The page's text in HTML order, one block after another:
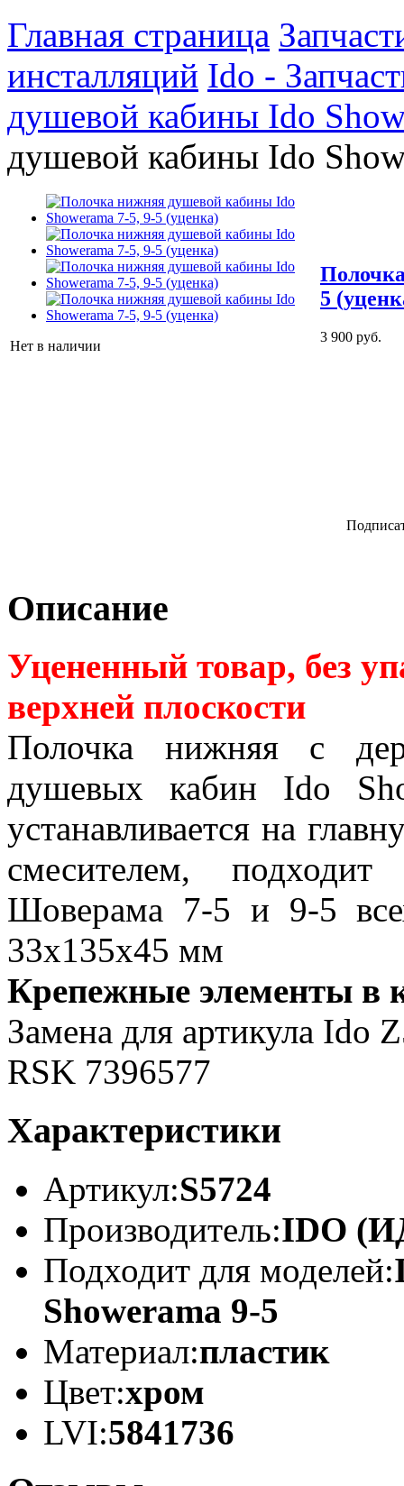
Главная страница
инсталляций Ido -
душевой кабины Ido
душевой кабины Ido
Нет в наличии
5
3 900 руб.
Описание
Уцененный товар, без
верхней плоскости
Полочка нижняя с
душевых кабин Ido
устанавливается на
смесителем,
Шоверама 7-5 и 9-5
33x135x45 мм
Крепежные элементы в
Замена для артикула Ido
RSK 7396577
Характеристики
Артикул:S5724
Производитель:IDO
Подходит для моделей:
Showerama 9-5
Материал:пластик
Цвет:хром
LVI:5841736